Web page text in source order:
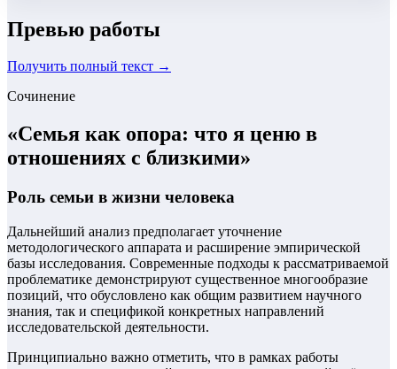
Превью работы
Получить полный текст →
Сочинение
«Семья как опора: что я ценю в
отношениях с близкими»
Роль семьи в жизни человека
Дальнейший анализ предполагает уточнение
методологического аппарата и расширение эмпирической
базы исследования. Современные подходы к рассматриваемой
проблематике демонстрируют существенное многообразие
позиций, что обусловлено как общим развитием научного
знания, так и спецификой конкретных направлений
исследовательской деятельности.
Принципиально важно отметить, что в рамках работы